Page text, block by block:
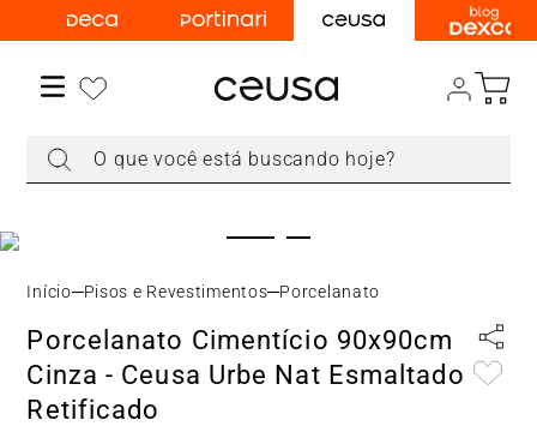
O que você está buscando hoje?
Pisos e Revestimentos Porcelanato
Porcelanato Cimentício 90x90cm
Cinza - Ceusa Urbe Nat Esmaltado
Retificado
TERMOS MAIS BUSCADOS
cuba
chuveiro
4º
acabamento registro
8
toalheiro
9º
cuba sobrepor